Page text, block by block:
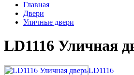
Главная
Двери
Уличные двери
LD1116 Уличная
LD1116